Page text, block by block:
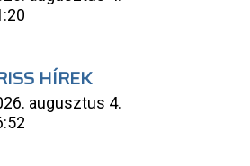
HÍREK
augusztus 4.